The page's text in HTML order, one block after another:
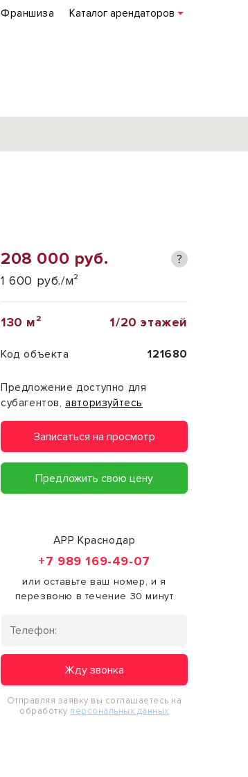
Франшиза Каталог арендаторов
Подробнее
208 000 руб. ?
1 600 руб./м²
130 м² 1/20 этажей
Код объекта 121680
Предложение доступно для
субагентов,авторизуйтесь
Записаться на просмотр
Предложить свою цену
АРР Краснодар
+7 989 169-49-07
или оставьте ваш номер, и я
перезвоню в течение 30 минут
Жду звонка
Отправляя заявку вы соглашаетесь на
обработку персональных данных